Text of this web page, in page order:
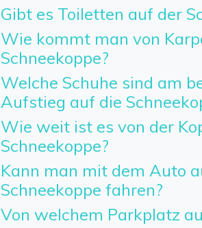
Gibt es Toiletten auf der
Wie kommt man von
Schneekoppe?
Welche Schuhe sind am
Aufstieg auf die
Wie weit ist es von der
Schneekoppe?
Kann man mit dem Auto
Schneekoppe fahren?
Von welchem Parkplatz